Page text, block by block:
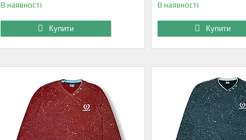
В наявності
Купити
В наявності
Купити